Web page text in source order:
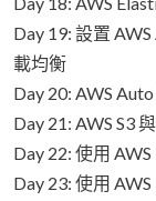
Day 19: 設置
載均衡
Day 20: AWS
Day 21: AWS S3
Day 22: 使用
Day 23: 使用